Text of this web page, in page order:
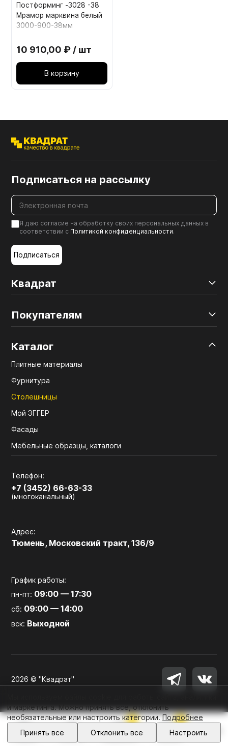
Главная Каталог Избранное
0
Корзина
0
Войти
Постформинг -3028 -38
Мрамор марквина белый
3000-900-38мм
10 910,00 ₽ / шт
В корзину
Квадрат
Покупателям
Каталог
Плитные материалы
Фурнитура
Столешницы
Мой ЭГГЕР
Фасады
Мебельные образцы, каталоги
Телефон:
+7 (3452) 66-63-33
(многоканальный)
Адрес:
Тюмень, Московский тракт, 136/9
График работы:
пн-пт: 09:00 — 17:30
сб: 09:00 — 14:00
вск: Выходной
Подписаться на рассылку
Я даю согласие на обработку своих персональных данных в
соответствии с Политикой конфиденциальности.
Подписаться
2026 © "Квадрат"
и маркетинга. Можно принять все, отклонить
необязательные или настроить категории.Подробнее
Принять все
Отклонить все Настроить